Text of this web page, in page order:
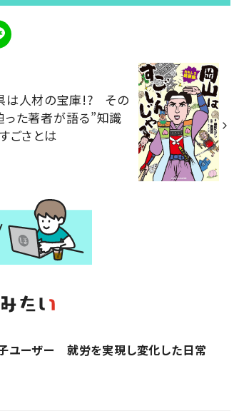
は人材の宝庫!? その
った著者が語る”知識
ごさとは
ユーザー 就労を実現し変化した日常